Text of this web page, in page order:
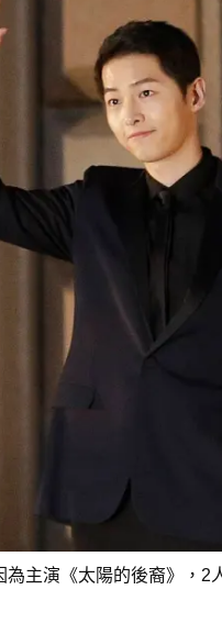
主演《太陽的後裔》，2